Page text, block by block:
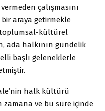
çalışmasını
araya getirmekle
toplumsal-kültürel
ada halkının gündelik
başlı geleneklerle
halk kültürü
ve bu süre içinde